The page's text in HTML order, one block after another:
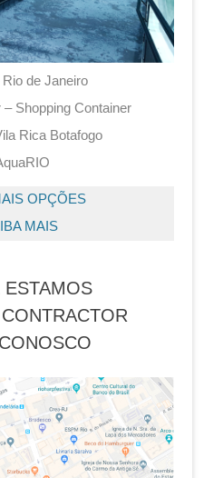
de Janeiro
Shopping Container
Rica Botafogo
OPÇÕES
MAIS
ESTAMOS